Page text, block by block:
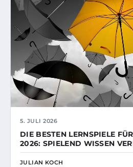
5. JULI 2026
DIE BESTEN LERNSPIELE
2026: SPIELEND WISSEN
JULIAN KOCH